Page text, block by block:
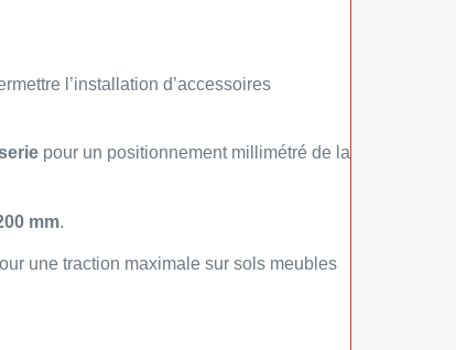
l’installation d’accessoires
pour un positionnement millimétré de la
mm.
une traction maximale sur sols meubles